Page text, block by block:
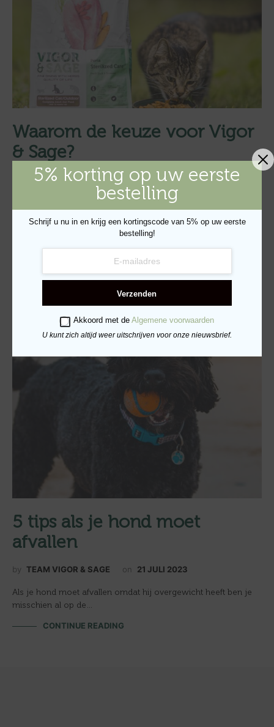
Waarom de keuze voor Vigor
& Sage?
TEAM VIGOR & SAGE on 29 AUGUSTUS 2023
Wie zich een beetje verdiept in de wereld van katten of
CONTINUE READING
5 tips als je hond moet
afvallen
by TEAM VIGOR & SAGE on 21 JULI 2023
Als je hond moet afvallen omdat hij overgewicht heeft ben je
misschien al op de…
CONTINUE READING
5% korting op uw eerste
bestelling
Schrijf u nu in en krijg een kortingscode van 5% op uw eerste
bestelling!
Verzenden
Akkoord met deAlgemene voorwaarden
U kunt zich altijd weer uitschrijven voor onze nieuwsbrief.